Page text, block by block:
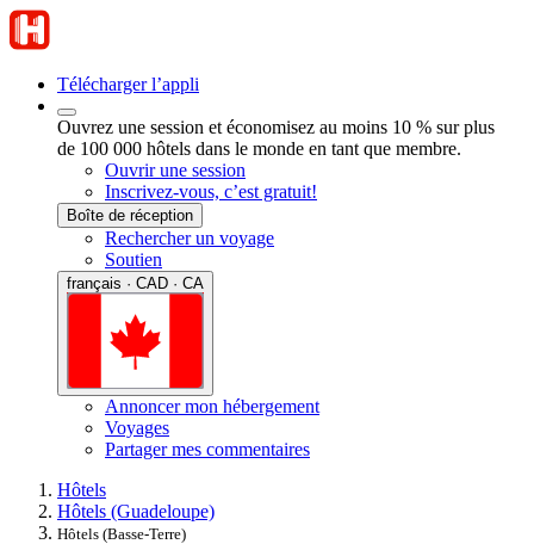
Télécharger l’appli
Ouvrez une session et économisez au moins 10 % sur plus
de 100 000 hôtels dans le monde en tant que membre.
Ouvrir une session
Inscrivez-vous, c’est gratuit!
Boîte de réception
Rechercher un voyage
Soutien
français · CAD · CA
Annoncer mon hébergement
Voyages
Partager mes commentaires
Hôtels
Hôtels (Guadeloupe)
Hôtels (Basse-Terre)